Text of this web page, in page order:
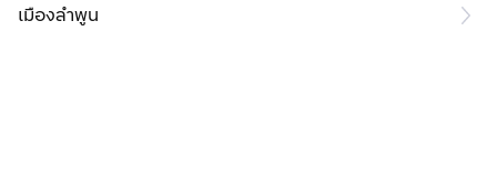
เมืองลำพูน